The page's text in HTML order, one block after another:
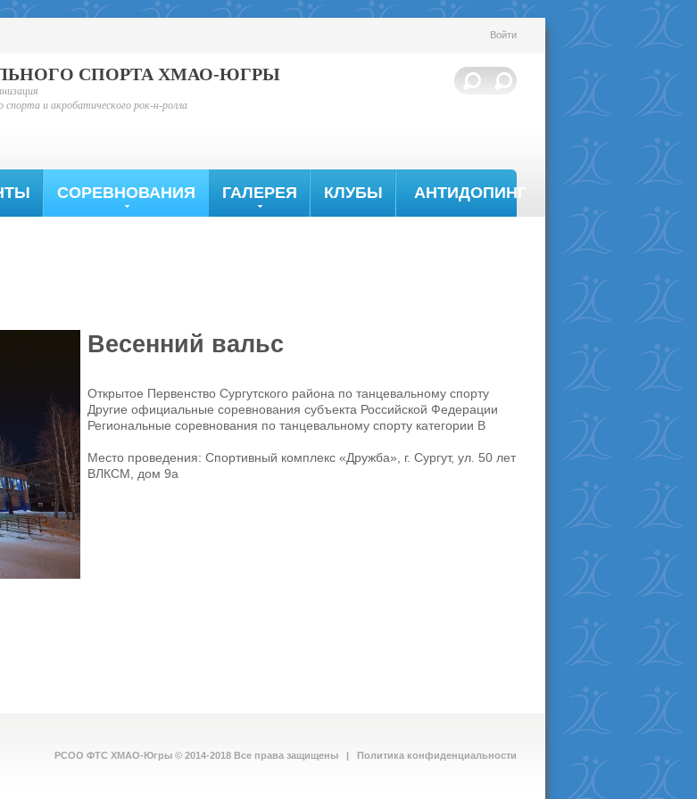
Войти
СПОРТА ХМАО-ЮГРЫ
спорта и акробатического рок-н-ролла
СОРЕВНОВАНИЯ ГАЛЕРЕЯ КЛУБЫ АНТИДОПИНГ
Весенний вальс
Открытое Первенство Сургутского района по танцевальному спорту
Другие официальные соревнования субъекта Российской Федерации
Региональные соревнования по танцевальному спорту категории В
Место проведения: Спортивный комплекс «Дружба», г. Сургут, ул. 50 лет
ВЛКСМ, дом 9а
РСОО ФТС ХМАО-Югры © 2014-2018 Все права защищены | Политика конфиденциальности